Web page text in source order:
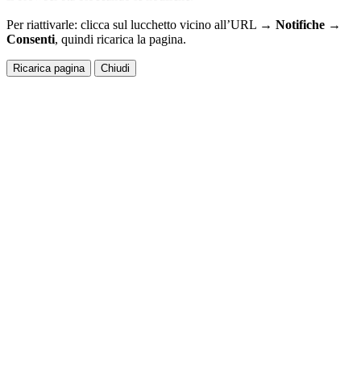
Per riattivarle: clicca sul lucchetto vicino all’URL → Notifiche →
Consenti, quindi ricarica la pagina.
Ricarica pagina Chiudi